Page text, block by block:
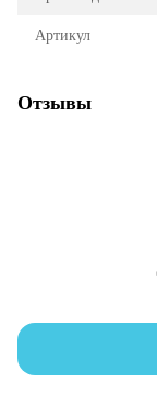
Артикул
Отзывы